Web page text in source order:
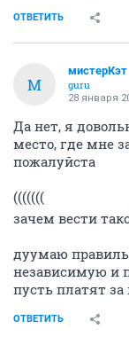
ОТВЕТИТЬ
М
мистерКэт
guru
28 января
Да нет, я
место, где мне
пожалуйста
(((((((
зачем вести
дуумаю
независимую и
пусть платят за
ОТВЕТИТЬ